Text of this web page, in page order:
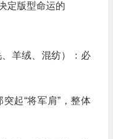
定版型命运的
羊绒、混纺）：必
起“将军肩”，整体